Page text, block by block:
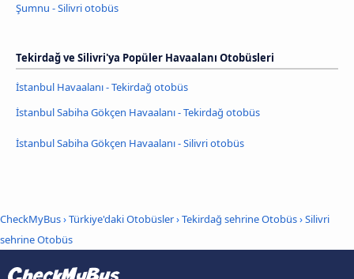
Şumnu - Silivri otobüs
Tekirdağ ve Silivri'ya Popüler Havaalanı Otobüsleri
İstanbul Havaalanı - Tekirdağ otobüs
İstanbul Sabiha Gökçen Havaalanı - Tekirdağ otobüs
İstanbul Sabiha Gökçen Havaalanı - Silivri otobüs
CheckMyBus›Türkiye'daki Otobüsler›Tekirdağ sehrine Otobüs›Silivri
sehrine Otobüs